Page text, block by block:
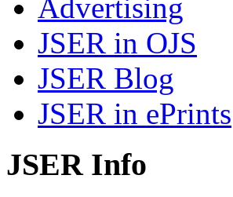
Advertising
JSER in OJS
JSER Blog
JSER in ePrints
JSER Info